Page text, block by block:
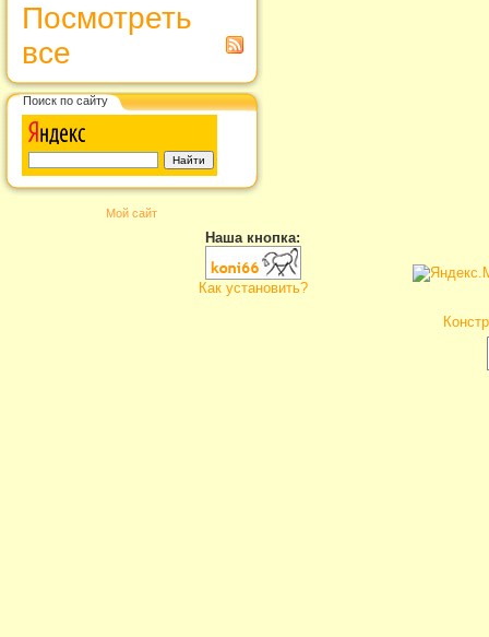
Посмотреть
все
Поиск по сайту
Мой сайт
Наша кнопка:
Как установить?